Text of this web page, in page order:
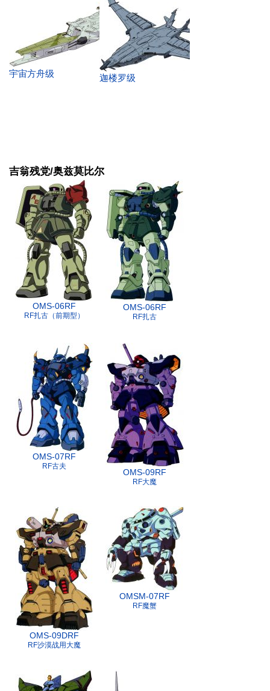
宇宙方舟级 迦楼罗级
吉翁残党/奥兹莫比尔
OMS-06RF
RF扎古（前期型）
OMS-06RF
RF扎古
OMS-07RF
RF古夫
OMS-09RF
RF大魔
OMS-09DRF
RF沙漠战用大魔
OMSM-07RF
RF魔蟹